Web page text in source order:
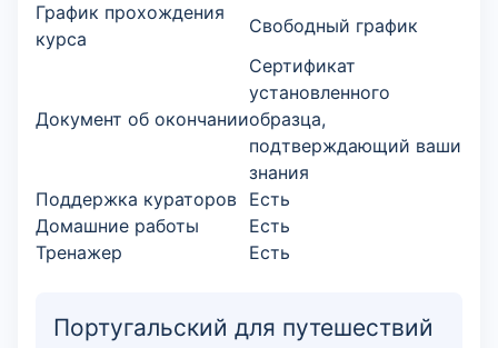
График прохождения
курса
Свободный график
Документ об окончании
Сертификат
установленного
образца,
подтверждающий ваши
знания
Поддержка кураторов Есть
Домашние работы
Есть
Тренажер
Есть
Португальский для путешествий